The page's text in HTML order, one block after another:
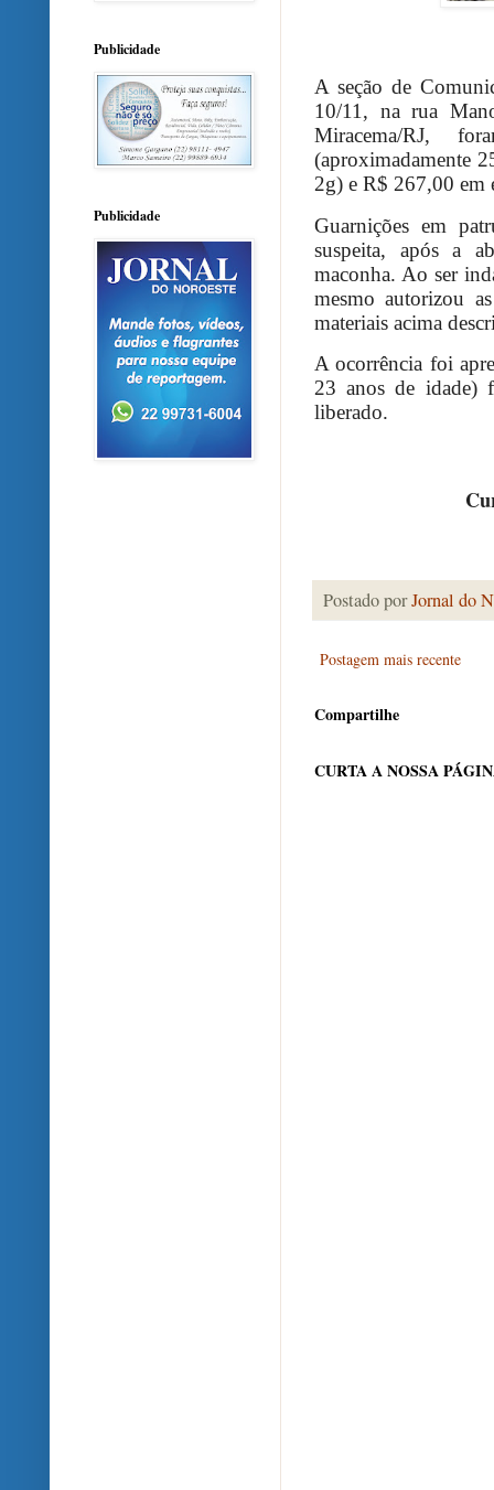
A seção de
10/11, na rua
Miracema/RJ,
(aproximadamente
2g) e R$ 267,00 em
Guarnições em
suspeita, após a
maconha. Ao ser
mesmo autorizou
materiais acima
A ocorrência foi
23 anos de
liberado.
Postado porJornal do
Postagem mais recente
Compartilhe
CURTA A NOSSA
Publicidade
Publicidade